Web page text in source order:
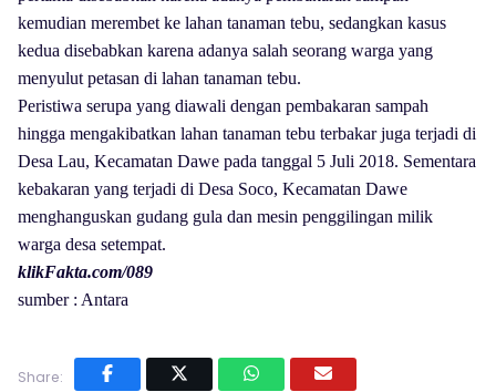
kemudian merembet ke lahan tanaman tebu, sedangkan kasus
kedua disebabkan karena adanya salah seorang warga yang
menyulut petasan di lahan tanaman tebu.
Peristiwa serupa yang diawali dengan pembakaran sampah
hingga mengakibatkan lahan tanaman tebu terbakar juga terjadi di
Desa Lau, Kecamatan Dawe pada tanggal 5 Juli 2018. Sementara
kebakaran yang terjadi di Desa Soco, Kecamatan Dawe
menghanguskan gudang gula dan mesin penggilingan milik
warga desa setempat.
klikFakta.com/089
sumber : Antara
Share: